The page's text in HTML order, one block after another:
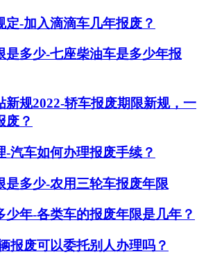
定-加入滴滴车几年报废？
是多少-七座柴油车是多少年报
新规2022-轿车报废期限新规，一
废？
-汽车如何办理报废手续？
是多少-农用三轮车报废年限
少年-各类车的报废年限是几年？
报废可以委托别人办理吗？